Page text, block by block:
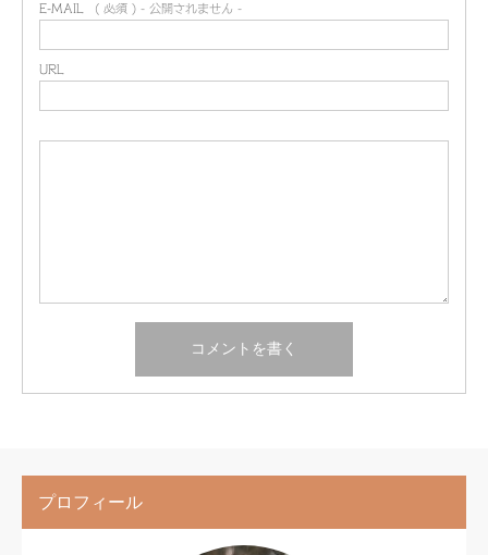
E-MAIL ( 必須 ) - 公開されません -
URL
プロフィール